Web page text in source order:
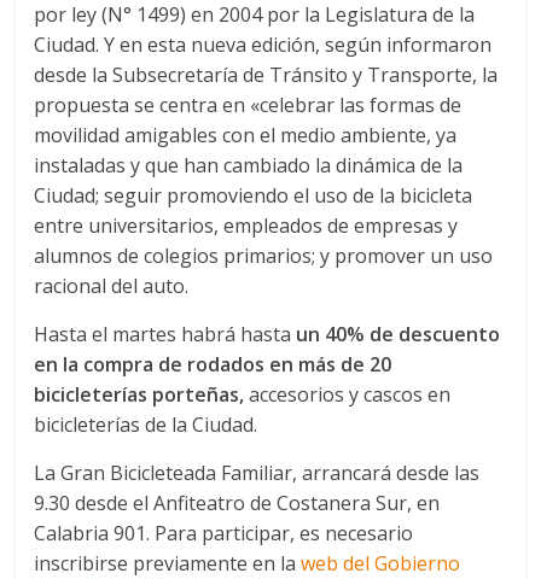
por ley (N° 1499) en 2004 por la Legislatura de la
Ciudad. Y en esta nueva edición, según informaron
desde la Subsecretaría de Tránsito y Transporte, la
propuesta se centra en «celebrar las formas de
movilidad amigables con el medio ambiente, ya
instaladas y que han cambiado la dinámica de la
Ciudad; seguir promoviendo el uso de la bicicleta
entre universitarios, empleados de empresas y
alumnos de colegios primarios; y promover un uso
racional del auto.
Hasta el martes habrá hasta un 40% de descuento
en la compra de rodados en más de 20
bicicleterías porteñas,accesorios y cascos en
bicicleterías de la Ciudad.
La Gran Bicicleteada Familiar, arrancará desde las
9.30 desde el Anfiteatro de Costanera Sur, en
Calabria 901. Para participar, es necesario
inscribirse previamente en laweb del Gobierno